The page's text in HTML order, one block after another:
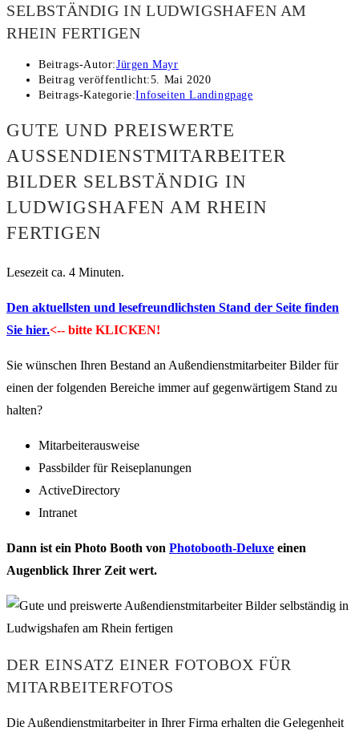
ELBSTÄNDIG IN LUDWIGSHAFEN AM R
HEIN FERTIGEN
Beitrags-Autor:Jürgen Mayr
Beitrag veröffentlicht:5. Mai 2020
Beitrags-Kategorie:Infoseiten Landingpage
GUTE UND PREISWERTE
AUSSENDIENSTMITARBEITER B
ILDER SELBSTÄNDIG IN L
UDWIGSHAFEN AM RHEIN F
ERTIGEN
Lesezeit ca. 4 Minuten.
Den aktuellsten und lesefreundlichsten Stand der Seite finden
Sie hier.<-- bitte KLICKEN!
Sie wünschen Ihren Bestand an Außendienstmitarbeiter Bilder für
einen der folgenden Bereiche immer auf gegenwärtigem Stand zu
halten?
Mitarbeiterausweise
Passbilder für Reiseplanungen
ActiveDirectory
Intranet
Dann ist ein Photo Booth von Photobooth-Deluxe einen
Augenblick Ihrer Zeit wert.
DER EINSATZ EINER FOTOBOX FÜR
MITARBEITERFOTOS
Die Außendienstmitarbeiter in Ihrer Firma erhalten die Gelegenheit